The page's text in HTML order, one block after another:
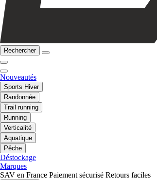
Rechercher
Nouveautés
Sports Hiver
Randonnée
Trail running
Running
Verticalité
Aquatique
Pêche
Déstockage
Marques
SAV en France Paiement sécurisé Retours faciles